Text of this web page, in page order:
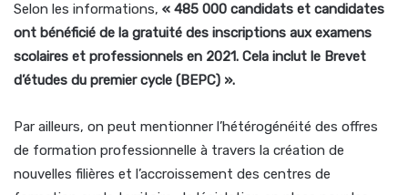
Selon les informations, « 485 000 candidats et candidates
ont bénéficié de la gratuité des inscriptions aux examens
scolaires et professionnels en 2021. Cela inclut le Brevet
d’études du premier cycle (BEPC) ».
Par ailleurs, on peut mentionner l’hétérogénéité des offres
de formation professionnelle à travers la création de
nouvelles filières et l’accroissement des centres de